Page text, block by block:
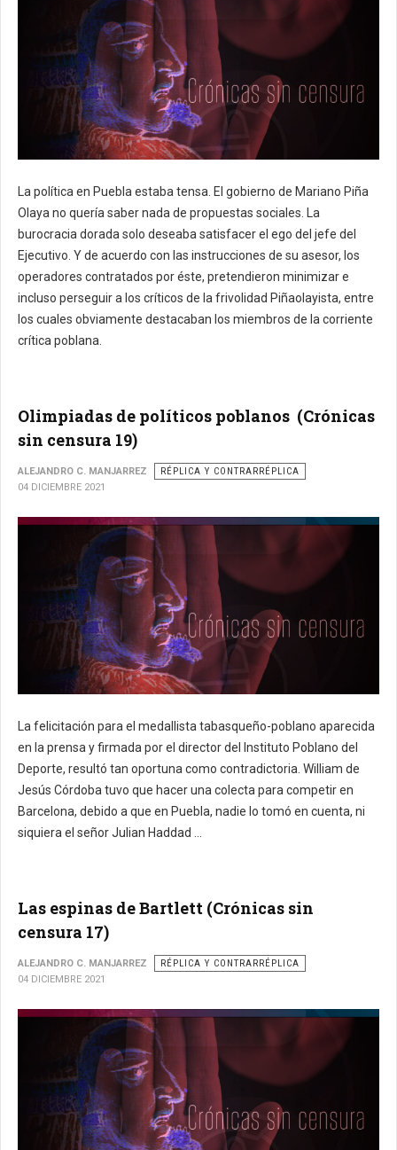
La política en Puebla estaba tensa. El gobierno de Mariano Piña
Olaya no quería saber nada de propuestas sociales.
La
burocracia dorada solo deseaba satisfacer el ego del jefe del
Ejecutivo. Y de acuerdo con las instrucciones de su asesor, los
operadores contratados por éste, pretendieron minimizar e
incluso perseguir a los críticos de la frivolidad Piñaolayista, entre
los cuales obviamente destacaban los miembros de la corriente
crítica poblana.
Olimpiadas de políticos poblanos (Crónicas
sin censura 19)
ALEJANDRO C. MANJARREZ
RÉPLICA Y CONTRARRÉPLICA
04 DICIEMBRE 2021
La felicitación para el medallista tabasqueño-poblano aparecida
en la prensa y firmada por el director del Instituto Poblano del
Deporte, resultó tan oportuna como contradictoria. William de
Jesús Córdoba tuvo que hacer una colecta para competir en
Barcelona, ​​debido a que en Puebla, nadie lo tomó en cuenta, ni
siquiera el señor Julian Haddad ...
Las espinas de Bartlett (Crónicas sin
censura 17)
ALEJANDRO C. MANJARREZ
RÉPLICA Y CONTRARRÉPLICA
04 DICIEMBRE 2021